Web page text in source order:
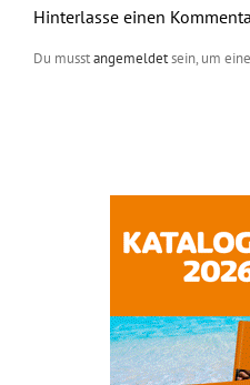
Hinterlasse einen
Du musstangemeldetsein, um